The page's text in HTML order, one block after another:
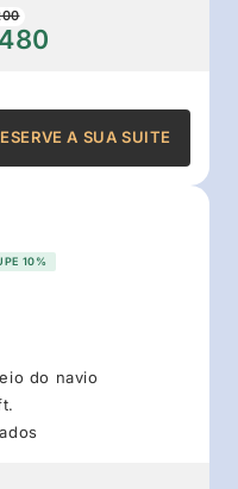
A SUA SUITE
10%
do navio